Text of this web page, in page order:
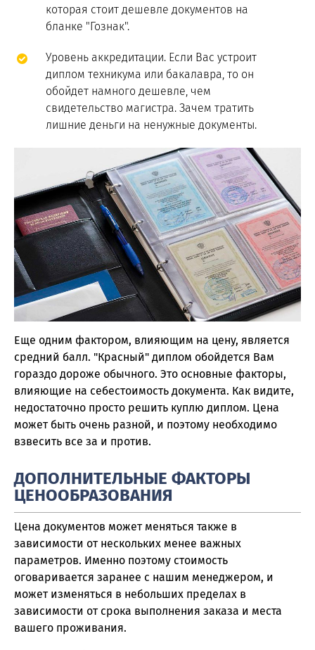
которая стоит дешевле документов на
бланке "Гознак".
Уровень аккредитации. Если Вас устроит
диплом техникума или бакалавра, то он
обойдет намного дешевле, чем
свидетельство магистра. Зачем тратить
лишние деньги на ненужные документы.
Еще одним фактором, влияющим на цену, является
средний балл. "Красный" диплом обойдется Вам
гораздо дороже обычного. Это основные факторы,
влияющие на себестоимость документа. Как видите,
недостаточно просто решить куплю диплом. Цена
может быть очень разной, и поэтому необходимо
взвесить все за и против.
ДОПОЛНИТЕЛЬНЫЕ ФАКТОРЫ
ЦЕНООБРАЗОВАНИЯ
Цена документов может меняться также в
зависимости от нескольких менее важных
параметров. Именно поэтому стоимость
оговаривается заранее с нашим менеджером, и
может изменяться в небольших пределах в
зависимости от срока выполнения заказа и места
вашего проживания.